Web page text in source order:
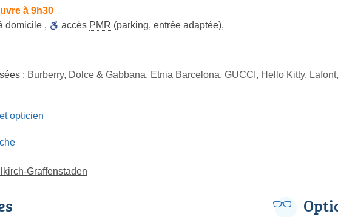
à 9h30
domicile , accès PMR (parking, entrée adaptée),
: Burberry, Dolce & Gabbana, Etnia Barcelona, GUCCI, Hello Kitty,
opticien
Graffenstaden